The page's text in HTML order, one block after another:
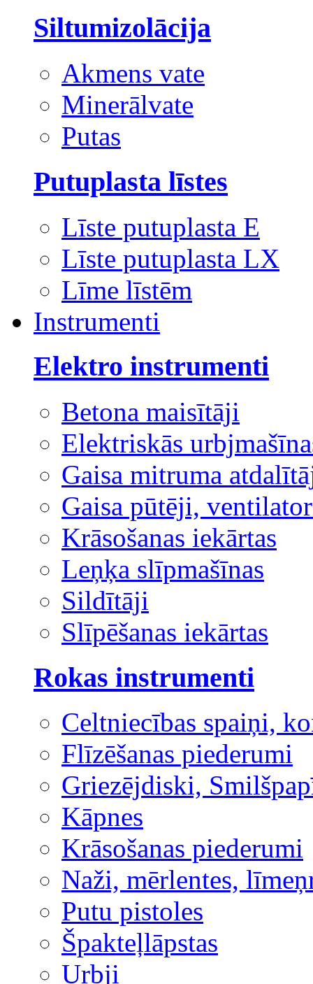
Siltumizolācija
Akmens vate
Minerālvate
Putas
Putuplasta līstes
Līste putuplasta E
Līste putuplasta LX
Līme līstēm
Instrumenti
Elektro instrumenti
Betona maisītāji
Elektriskās
Gaisa mitruma
Gaisa pūtēji,
Krāsošanas iekārtas
Leņķa slīpmašīnas
Sildītāji
Slīpēšanas iekārtas
Rokas instrumenti
Celtniecības spaiņi,
Flīzēšanas piederumi
Griezējdiski,
Kāpnes
Krāsošanas piederumi
Naži, mērlentes,
Putu pistoles
Špakteļlāpstas
Urbji